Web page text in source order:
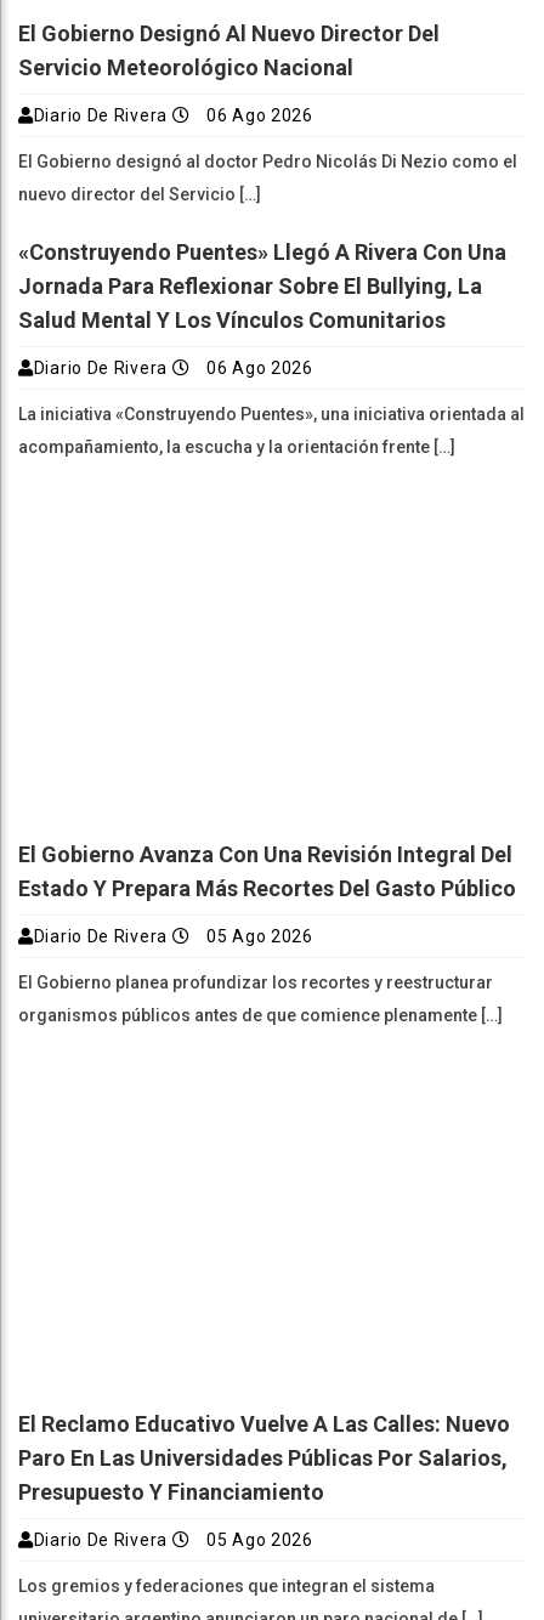
El Gobierno Designó Al Nuevo Director Del
Servicio Meteorológico Nacional
Diario De Rivera 06 Ago 2026
El Gobierno designó al doctor Pedro Nicolás Di Nezio como el
nuevo director del Servicio […]
«Construyendo Puentes» Llegó A Rivera Con Una
Jornada Para Reflexionar Sobre El Bullying, La
Salud Mental Y Los Vínculos Comunitarios
Diario De Rivera 06 Ago 2026
La iniciativa «Construyendo Puentes», una iniciativa orientada al
acompañamiento, la escucha y la orientación frente […]
El Gobierno Avanza Con Una Revisión Integral Del
Estado Y Prepara Más Recortes Del Gasto Público
Diario De Rivera 05 Ago 2026
El Gobierno planea profundizar los recortes y reestructurar
organismos públicos antes de que comience plenamente […]
El Reclamo Educativo Vuelve A Las Calles: Nuevo
Paro En Las Universidades Públicas Por Salarios,
Presupuesto Y Financiamiento
Diario De Rivera 05 Ago 2026
Los gremios y federaciones que integran el sistema